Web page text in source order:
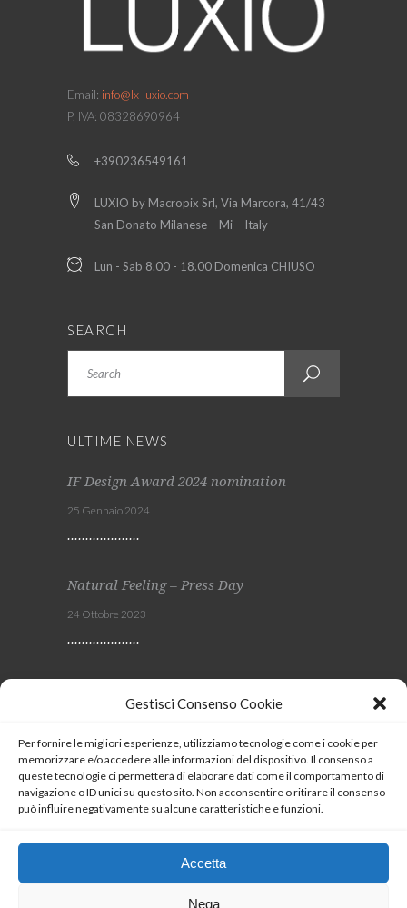
Gestisci Consenso Cookie
Per fornire le migliori esperienze, utilizziamo tecnologie come i cookie per
memorizzare e/o accedere alle informazioni del dispositivo. Il consenso a
queste tecnologie ci permetterà di elaborare dati come il comportamento di
navigazione o ID unici su questo sito. Non acconsentire o ritirare il consenso
può influire negativamente su alcune caratteristiche e funzioni.
Accetta
Nega
Email: info@lx-luxio.com
P. IVA: 08328690964
+390236549161
LUXIO by Macropix Srl, Via Marcora, 41/43
San Donato Milanese – Mi – Italy
Lun - Sab 8.00 - 18.00 Domenica CHIUSO
SEARCH
ULTIME NEWS
IF Design Award 2024 nomination
25 Gennaio 2024
Natural Feeling – Press Day
24 Ottobre 2023
SEGUICI
Coockie Policy